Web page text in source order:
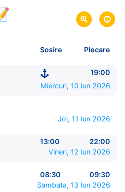
in
-link oferta
din Hamburg, Germania
Sosire Plecare
19:00
Miercuri, 10 Iun 2026
Joi, 11 Iun 2026
13:00
22:00
Vineri, 12 Iun 2026
08:30
09:30
Sambata, 13 Iun 2026